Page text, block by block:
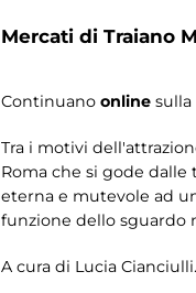
Mercati di Traiano
Continuano online
Tra i motivi
Roma che si gode
eterna e mutevole ad
funzione dello sguardo
A cura di Lucia Cianciulli.